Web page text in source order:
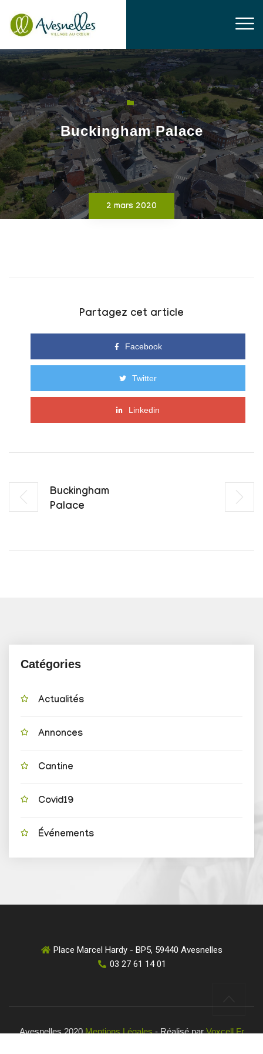
Buckingham Palace
2 mars 2020
Partagez cet article
Facebook
Twitter
Linkedin
Buckingham
Palace
Catégories
Actualités
Annonces
Cantine
Covid19
Événements
Place Marcel Hardy - BP5, 59440 Avesnelles
03 27 61 14 01
Avesnelles 2020Mentions Légales- Réalisé parVoxcell.fr